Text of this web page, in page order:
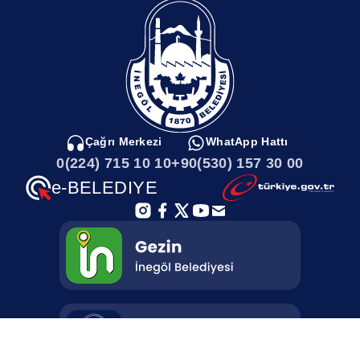
yaştan birey katılım gösterdi. Kaymakam Eren Arslan ve Belediye
Başkanı Alper Taban başta olmak üzere; ilçemizdeki siyasi parti
temsilcileri, sivil toplum kuruluşlarının Başkan, yönetici ve
mensupları ile vatandaşlar da programa katıldı. Bayrağını eline
alanın meydana koştuğu Demokrasi ve Milli Birlik Günü
etkinliklerinde; kadını erkeği, yaşlısı genci herkes birlik ve
beraberlik mesajları vererek caddeleri doldurdu.Eski adıyla
Belediye Meydanı olan Milli İrade Meydanında kurulan dev
sahnede gerçekleştirilen programda, İnegöl Belediyesi
organizasyonuyla çeşitli etkinlikler gerçekleştirildi. Saygı Duruşu
ve Kuran-ı Kerim tilavetiyle başlayan programda, Cumhurbaşkanı
Recep Tayyip Erdoğan’ın konuşması canlı olarak ilçe halkına
izletildi.AYNI DUYGU VE CESARETLE
MEYDANLARDAYIZAlanda toplanan vatandaşlara hitaben bir
konuşma yapan Belediye Başkanı Alper Taban, “Milletimizin
huzuruna, ülkemizin bütünlüğüne, devletin varlığına kast eden 15
Temmuz hain darbe girişiminin yıl dönümündeyiz. Hüznü, acıyı,
kederi ve aynı zamanda gururu yaşadığımız bir gündeyiz. Aynı
cesaret ve aynı duygularla meydanlardayız. Tıpkı 5 yıl önce
meydanlardayız. 15 Temmuz’u unutmamak, unutturmamak adına
Çağrı Merkezi
0(224) 715 10 10
WhatApp Hattı
+90(530) 157 30 00
e-BELEDIYE